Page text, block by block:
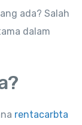
ada? Salah
dalam
rentacarbta